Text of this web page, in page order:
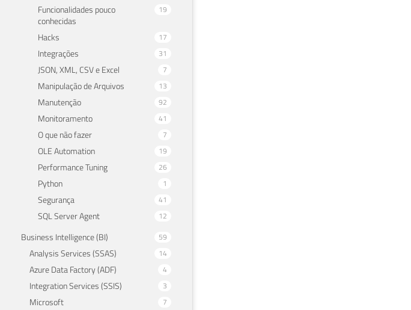
Funcionalidades pouco
conhecidas
19
Hacks 17
Integrações 31
JSON, XML, CSV e Excel 7
Manipulação de Arquivos 13
Manutenção 92
Monitoramento 41
O que não fazer 7
OLE Automation 19
Performance Tuning 26
Python 1
Segurança 41
SQL Server Agent 12
Business Intelligence (BI) 59
Analysis Services (SSAS) 14
Azure Data Factory (ADF) 4
Integration Services (SSIS) 3
Microsoft 7